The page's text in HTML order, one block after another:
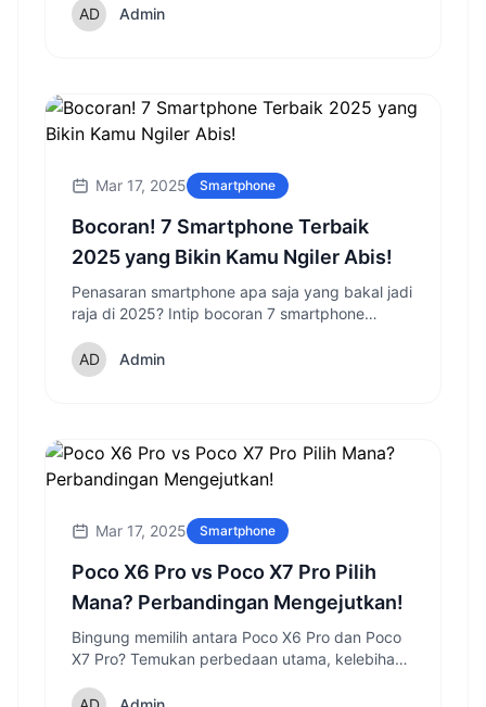
siap memanjakan gamer!
Admin
Mar 17, 2025 Smartphone
Bocoran! 7 Smartphone Terbaik
2025 yang Bikin Kamu Ngiler Abis!
Penasaran smartphone apa saja yang bakal jadi
raja di 2025? Intip bocoran 7 smartphone
paling memukau!
Admin
Mar 17, 2025 Smartphone
Poco X6 Pro vs Poco X7 Pro Pilih
Mana? Perbandingan Mengejutkan!
Bingung memilih antara Poco X6 Pro dan Poco
X7 Pro? Temukan perbedaan utama, kelebihan,
memutuskan di 2025.